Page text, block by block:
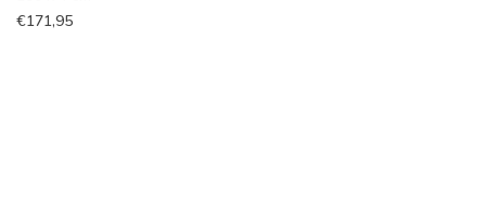
€171,95